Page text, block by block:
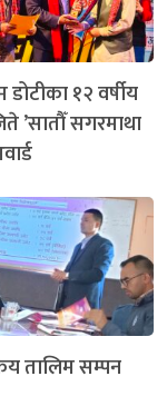
डोटीका १२ वर्षीय
’सातौँ सगरमाथा
तालिम सम्पन